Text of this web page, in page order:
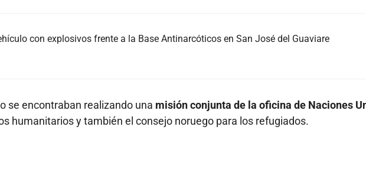
con explosivos frente a la Base Antinarcóticos en San José del Guaviare
se encontraban realizando una misión conjunta de la oficina de Naciones
humanitarios y también el consejo noruego para los refugiados.